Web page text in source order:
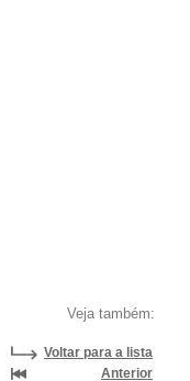
Veja também:
Voltar para a lista
Anterior